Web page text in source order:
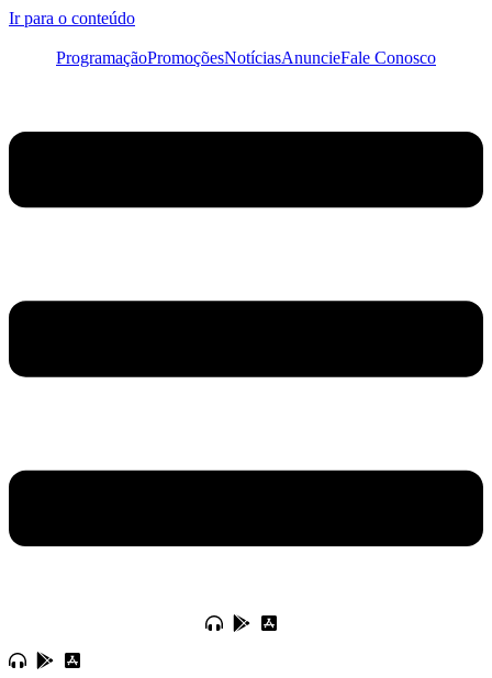
Ir para o conteúdo
ProgramaçãoPromoçõesNotíciasAnuncieFale Conosco